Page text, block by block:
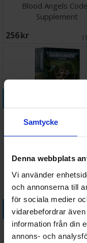
Samtycke
Denna webbplats
Vi använder
och annonserna till
för sociala medier
vidarebefordrar
information från din
annons- och
Blood Angels
Supplement
256 SEK I
Dante
Köp
Blood Angels